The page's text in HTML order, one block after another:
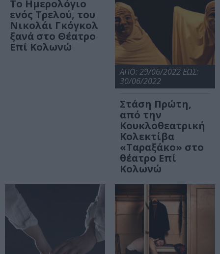
Το Ημερολόγιο
ενός Τρελού, του
Νικολάι Γκόγκολ
ξανά στο Θέατρο
Επί Κολωνώ
ΑΠΟ: 29/06/2022 ΕΩΣ:
30/06/2022
Στάση Πρώτη,
από την
Κουκλοθεατρική
Κολεκτίβα
«Ταραξάκο» στο
θέατρο Επί
Κολωνώ